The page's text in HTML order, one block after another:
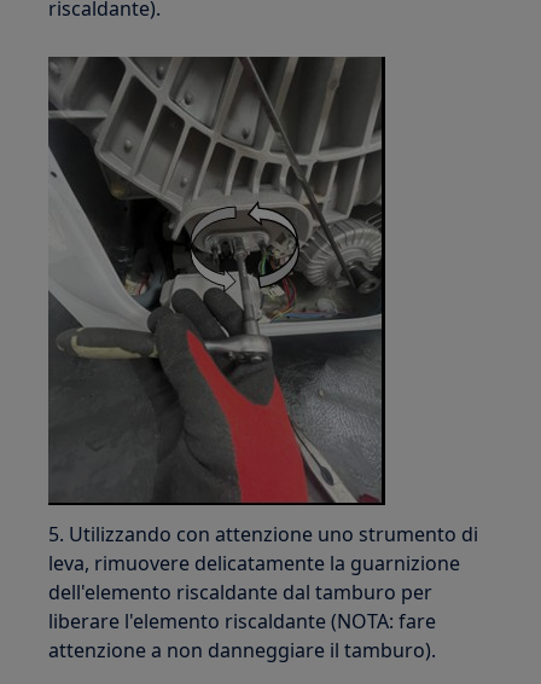
riscaldante).
5. Utilizzando con attenzione uno strumento di
leva, rimuovere delicatamente la guarnizione
dell'elemento riscaldante dal tamburo per
liberare l'elemento riscaldante (NOTA: fare
attenzione a non danneggiare il tamburo).